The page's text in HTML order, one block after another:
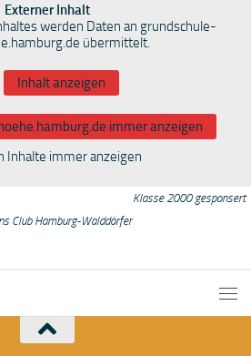
Externer Inhalt
werden Daten an grundschule-
übermittelt.
Inhalt anzeigen
immer anzeigen
Inhalte immer anzeigen
gesponsert
Club Hamburg-Walddörfer